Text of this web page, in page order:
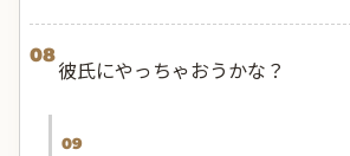
08
彼氏にやっちゃおうかな？
09